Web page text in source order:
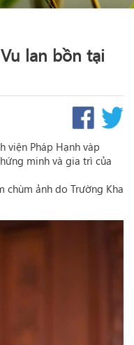
lan bồn tại
viện Pháp Hạnh vàp
minh và gia trì của
chùm ảnh do Trường Kha